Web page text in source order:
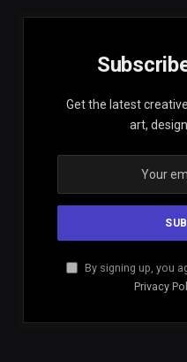
Get the latest
art,
By signing up, you
Privacy